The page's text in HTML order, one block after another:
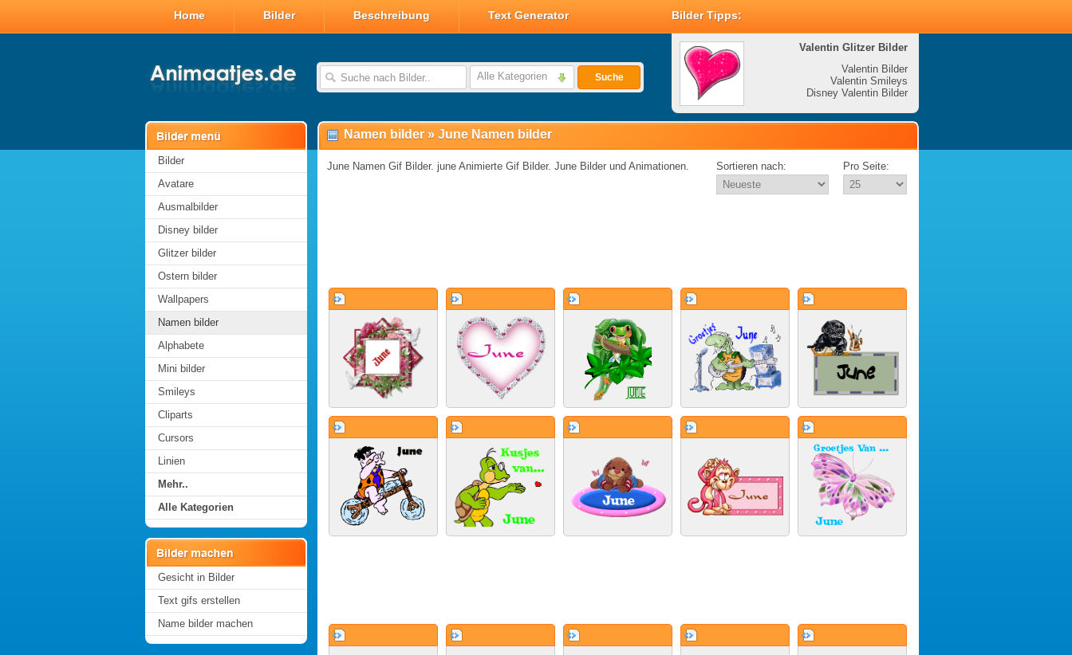
Home Bilder Beschreibung Text Generator Bilder Tipps:
Alle Kategorien Suche
Valentin Bilder
Valentin Smileys
Disney Valentin Bilder
Valentin Glitzer Bilder
Valentin Bilder
Valentin Smileys
Disney Valentin Bilder
Bilder
Avatare
Ausmalbilder
Disney bilder
Glitzer bilder
Ostern bilder
Wallpapers
Namen bilder
Alphabete
Mini bilder
Smileys
Cliparts
Cursors
Linien
Mehr..
Alle Kategorien
Gesicht in Bilder
Text gifs erstellen
Name bilder machen
Namen bilder » June Namen bilder
June Namen Gif Bilder. june Animierte Gif Bilder. June Bilder und Animationen. Sortieren nach: Pro Seite: